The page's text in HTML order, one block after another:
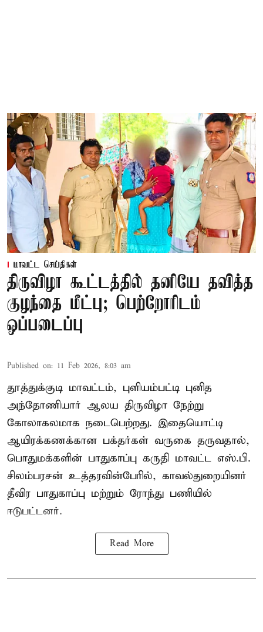
மாவட்ட செய்திகள்
திருவிழா கூட்டத்தில் தனியே தவித்த
குழந்தை மீட்பு; பெற்றோரிடம்
ஒப்படைப்பு
Published on: 11 Feb 2026, 8:03 am
தூத்துக்குடி மாவட்டம், புளியம்பட்டி புனித
அந்தோணியார் ஆலய திருவிழா நேற்று
கோலாகலமாக நடைபெற்றது. இதையொட்டி
ஆயிரக்கணக்கான பக்தர்கள் வருகை தருவதால்,
பொதுமக்களின் பாதுகாப்பு கருதி மாவட்ட எஸ்.பி.
சிலம்பரசன் உத்தரவின்பேரில், காவல்துறையினர்
தீவிர பாதுகாப்பு மற்றும் ரோந்து பணியில்
ஈடுபட்டனர்.
Read More